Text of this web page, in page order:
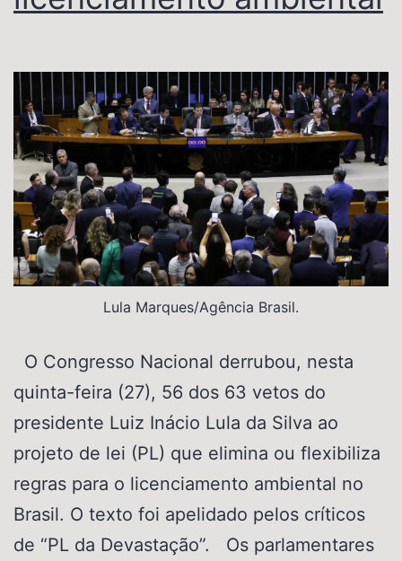
Lula Marques/Agência Brasil.
O Congresso Nacional derrubou, nesta
quinta-feira (27), 56 dos 63 vetos do
presidente Luiz Inácio Lula da Silva ao
projeto de lei (PL) que elimina ou flexibiliza
regras para o licenciamento ambiental no
Brasil. O texto foi apelidado pelos críticos
de “PL da Devastação”. Os parlamentares